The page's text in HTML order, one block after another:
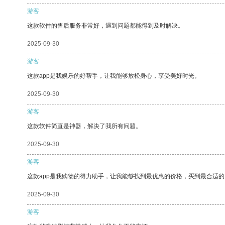
游客
这款软件的售后服务非常好，遇到问题都能得到及时解决。
2025-09-30
游客
这款app是我娱乐的好帮手，让我能够放松身心，享受美好时光。
2025-09-30
游客
这款软件简直是神器，解决了我所有问题。
2025-09-30
游客
这款app是我购物的得力助手，让我能够找到最优惠的价格，买到最合适
2025-09-30
游客